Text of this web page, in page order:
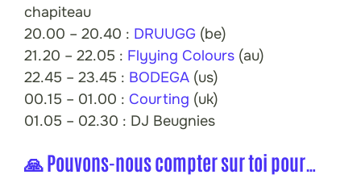
chapiteau
20.00 – 20.40 : DRUUGG (be)
21.20 – 22.05 : Flyying Colours(au)
22.45 – 23.45 : BODEGA(us)
00.15 – 01.00 : Courting (uk)
01.05 – 02.30 : DJ Beugnies
🙏 Pouvons-nous compter sur toi pour…